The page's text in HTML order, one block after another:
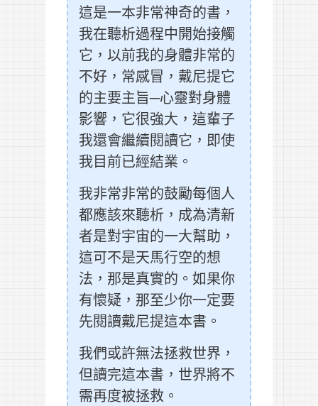
這是一本非常神奇的書，
我在聽析過程中開始接觸
它，以前我的身體非常的
不好，常感冒，戴尼提它
的主要主旨─心靈對身體
影響，它很強大，這輩子
我還會繼續閱讀它，即使
我目前已經結業。
我非常非常的鼓勵每個人
都應該來聽析，成為清新
者是對宇宙的一大幫助，
這可不是天馬行空的想
法，那是真實的。如果你
有懷疑，那至少你一定要
先閱讀戴尼提這本書。
我們或許無法拯救世界，
但讀完這本書，世界將不
需再度被拯救。